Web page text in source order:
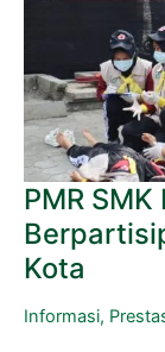
PMR
Kota
Informasi,